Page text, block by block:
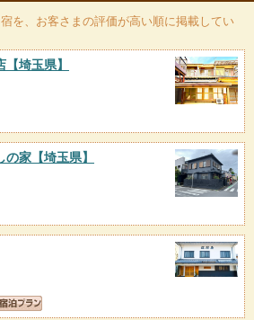
を、お客さまの評価が高い順に掲載してい
【埼玉県】
の家 【埼玉県】